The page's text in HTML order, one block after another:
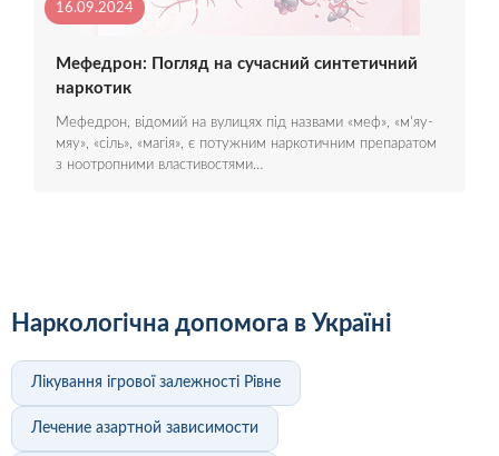
16.09.2024
Мефедрон: Погляд на сучасний синтетичний
наркотик
Мефедрон, відомий на вулицях під назвами «меф», «м'яу-
мяу», «сіль», «магія», є потужним наркотичним препаратом
з ноотропними властивостями…
Наркологічна допомога в Україні
Лікування ігрової залежності Рівне
Лечение азартной зависимости